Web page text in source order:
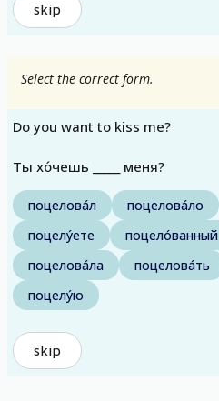
skip
Select the correct form.
Do you want to kiss me?
Ты хо́чешь _____ меня?
поцелова́л поцелова́ло
поцелу́ете
поцело́ванный
поцелова́ла
поцелова́ть
поцелу́ю
skip